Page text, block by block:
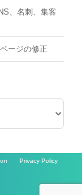
、名刺、集客
ージの修正
Privacy Policy